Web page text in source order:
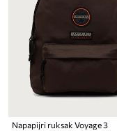
Napapijri ruksak Voyage 3